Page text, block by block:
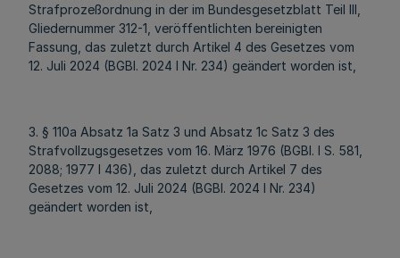
Strafprozeßordnung in der im Bundesgesetzblatt Teil III,
Gliedernummer 312-1, veröffentlichten bereinigten
Fassung, das zuletzt durch Artikel 4 des Gesetzes vom
12. Juli 2024 (BGBl. 2024 I Nr. 234) geändert worden ist,
3. § 110a Absatz 1a Satz 3 und Absatz 1c Satz 3 des
Strafvollzugsgesetzes vom 16. März 1976 (BGBl. I S. 581,
2088; 1977 I 436), das zuletzt durch Artikel 7 des
Gesetzes vom 12. Juli 2024 (BGBl. 2024 I Nr. 234)
geändert worden ist,